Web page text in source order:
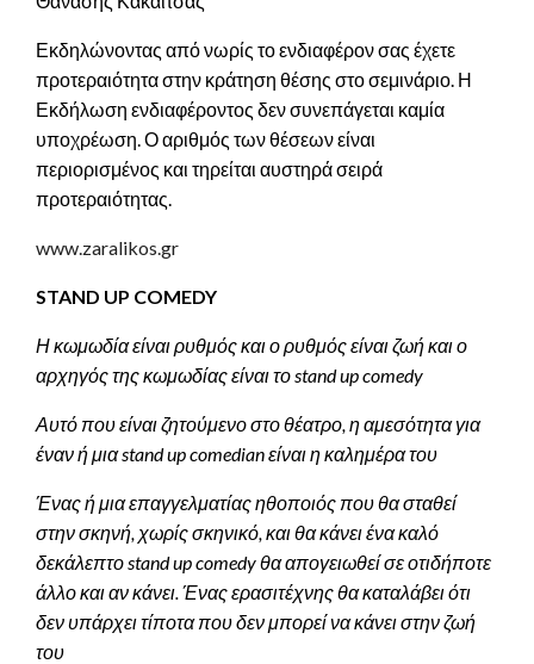
Εκδηλώνοντας από νωρίς το ενδιαφέρον σας έχετε
προτεραιότητα στην κράτηση θέσης στο σεμινάριο. Η
Εκδήλωση ενδιαφέροντος δεν συνεπάγεται καμία
υποχρέωση. Ο αριθμός των θέσεων είναι
περιορισμένος και τηρείται αυστηρά σειρά
προτεραιότητας.
www.zaralikos.gr
STAND UP COMEDY
Η κωμωδία είναι ρυθμός και ο ρυθμός είναι ζωή και ο
αρχηγός της κωμωδίας είναι το stand up comedy
Αυτό που είναι ζητούμενο στο θέατρο, η αμεσότητα για
έναν ή μια stand up comedian είναι η καλημέρα του
Ένας ή μια επαγγελματίας ηθοποιός που θα σταθεί
στην σκηνή, χωρίς σκηνικό, και θα κάνει ένα καλό
δεκάλεπτο stand up comedy θα απογειωθεί σε οτιδήποτε
άλλο και αν κάνει. Ένας ερασιτέχνης θα καταλάβει ότι
δεν υπάρχει τίποτα που δεν μπορεί να κάνει στην ζωή
του